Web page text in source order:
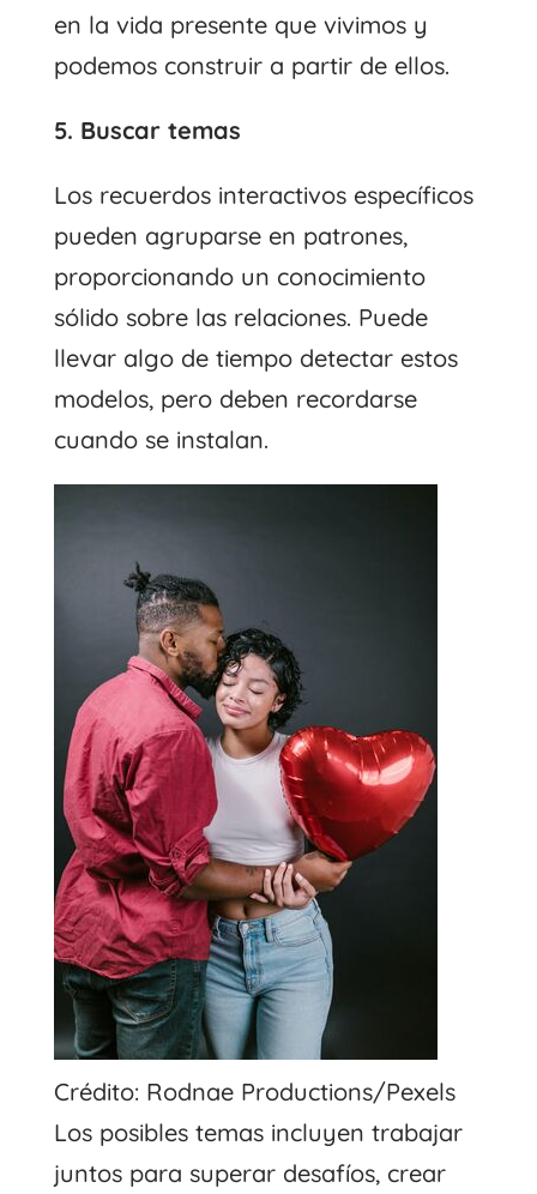
en la vida presente que vivimos y
podemos construir a partir de ellos.
5. Buscar temas
Los recuerdos interactivos específicos
pueden agruparse en patrones,
proporcionando un conocimiento
sólido sobre las relaciones. Puede
llevar algo de tiempo detectar estos
modelos, pero deben recordarse
cuando se instalan.
Crédito: Rodnae Productions/Pexels
Los posibles temas incluyen trabajar
juntos para superar desafíos, crear